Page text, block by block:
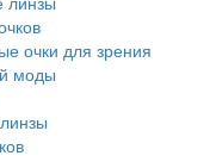
очки для зрения
моды